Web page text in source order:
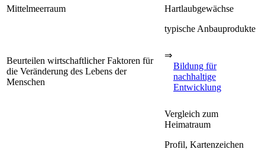
Mittelmeerraum
Hartlaubgewächse
typische Anbauprodukte
Beurteilen wirtschaftlicher Faktoren für
die Veränderung des Lebens der
Menschen
⇒
Bildung für
nachhaltige
Entwicklung
Vergleich zum
Heimatraum
Profil, Kartenzeichen